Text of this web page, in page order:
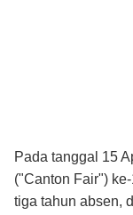
Pada tanggal 15
("Canton Fair")
tiga tahun absen,